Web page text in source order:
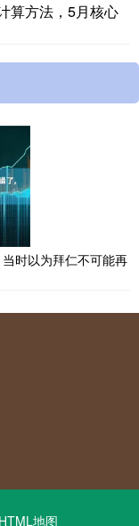
算方法，5月核心
时以为拜仁不可能再
HTML地图